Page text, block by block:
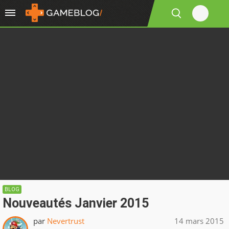
BLOG
Nouveautés Janvier 2015
par Nevertrust 14 mars 2015